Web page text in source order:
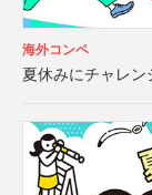
海外コンペ
夏休みにチャレ